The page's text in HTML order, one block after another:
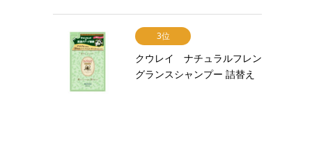
3位
クウレイ ナチュラルフレン
グランスシャンプー 詰替え